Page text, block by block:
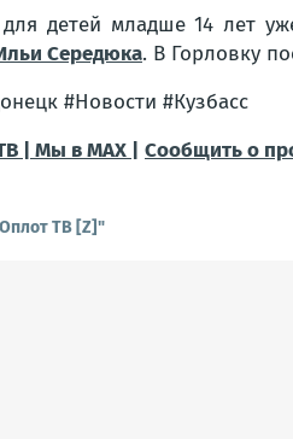
детей младше 14 лет
Середюка. В Горловку
#Новости #Кузбасс
|
Мы в MAX | Сообщить о
ТВ [Z]"